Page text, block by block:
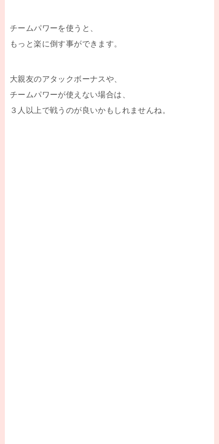
チームパワーを使うと、
もっと楽に倒す事ができます。
大親友のアタックボーナスや、
チームパワーが使えない場合は、
３人以上で戦うのが良いかもしれませんね。